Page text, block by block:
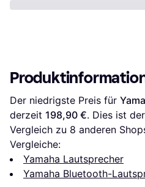
Der niedrigste Preis für
derzeit 198,90 €. Dies ist
Vergleich zu 8 anderen
Vergleiche:
Yamaha Lautsprecher
Yamaha Bluetooth-